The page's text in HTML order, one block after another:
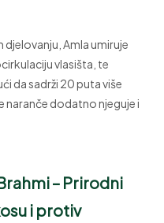
Amla umiruje
vlasišta, te
da sadrži 20 puta više
naranče dodatno njeguje i
– Prirodni
i protiv